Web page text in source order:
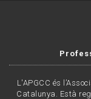
L'APGCC és
Catalunya. Està